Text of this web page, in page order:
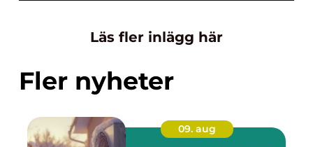
Läs fler inlägg här
Fler nyheter
09. aug